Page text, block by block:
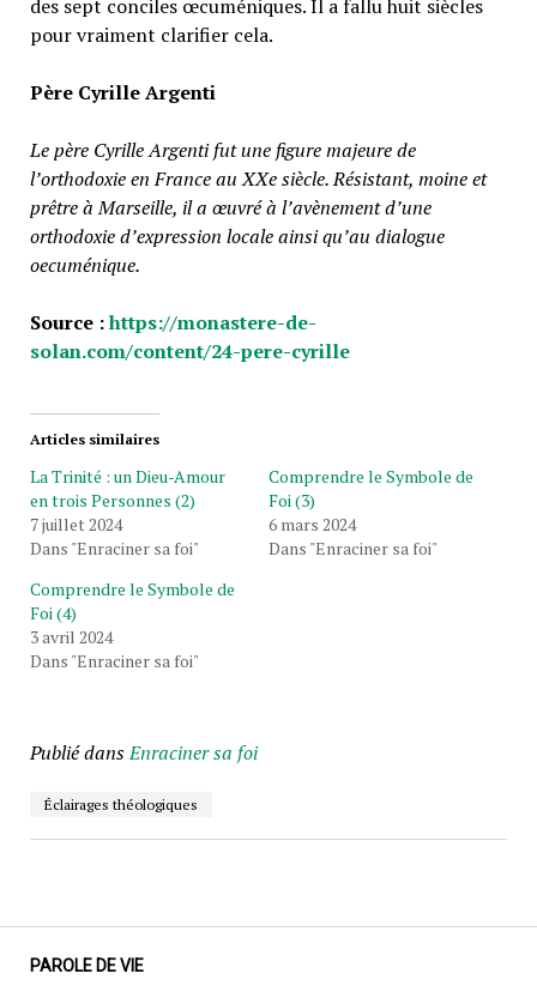
des sept conciles œcuméniques. Il a fallu huit siècles
pour vraiment clarifier cela.
Père Cyrille Argenti
Le père Cyrille Argenti fut une figure majeure de
l’orthodoxie en France au XXe siècle. Résistant, moine et
prêtre à Marseille, il a œuvré à l’avènement d’une
orthodoxie d’expression locale ainsi qu’au dialogue
oecuménique.
Source :https://monastere-de-
solan.com/content/24-pere-cyrille
Articles similaires
La Trinité : un Dieu-Amour
en trois Personnes (2)
7 juillet 2024
Dans "Enraciner sa foi"
Comprendre le Symbole de
Foi (3)
6 mars 2024
Dans "Enraciner sa foi"
Comprendre le Symbole de
Foi (4)
3 avril 2024
Dans "Enraciner sa foi"
Publié dansEnraciner sa foi
Éclairages théologiques
PAROLE DE VIE